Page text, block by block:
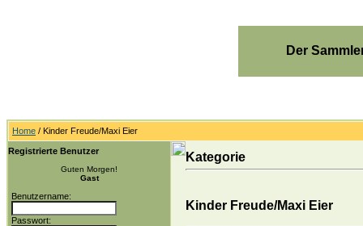
Der
Home / Kinder Freude/Maxi Eier
Registrierte Benutzer
Guten Morgen!
Gast
Benutzername:
Passwort:
Kategorie
Kinder Freude/Maxi Eier